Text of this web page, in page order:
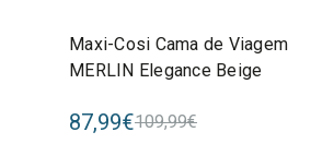
Maxi-Cosi Cama de Viagem
MERLIN Elegance Beige
87,99€109,99€